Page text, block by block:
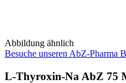
Abbildung ähnlich
Besuche unseren AbZ-Pharma
L-Thyroxin-Na AbZ 75